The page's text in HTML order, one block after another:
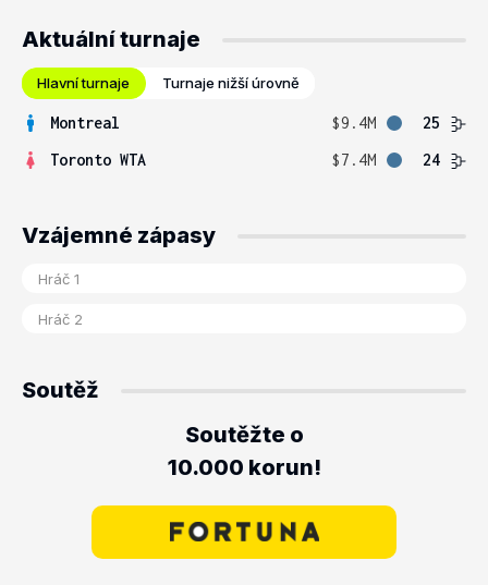
Aktuální turnaje
Hlavní turnaje Turnaje nižší úrovně
Montreal $9.4M
25
Toronto WTA
$7.4M 24
Vzájemné zápasy
Soutěž
Soutěžte o
10.000 korun!